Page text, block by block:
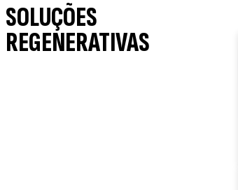
SOLUÇÕES
REGENERATIVAS